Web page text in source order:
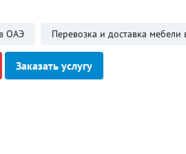
ОАЭ Перевозка и доставка мебели
Заказать услугу